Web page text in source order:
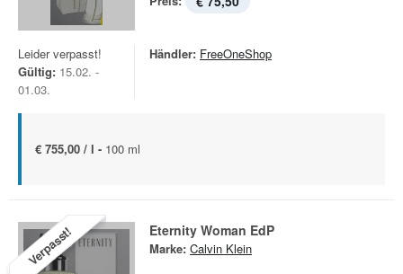
Leider verpasst!
Gültig: 15.02. -
01.03.
Händler: FreeOneShop
€ 755,00 / l - 100 ml
Verpasst! Eternity Woman EdP
Marke: Calvin Klein